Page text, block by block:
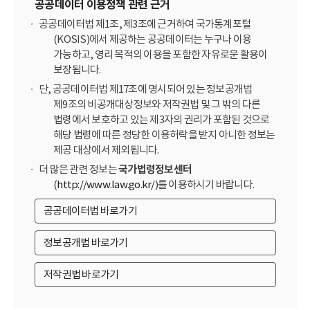
공공데이터 이용정책 관련 근거
공공데이터법 제1조, 제3조에 근거하여 국가통계포털
(KOSIS)에서 제공하는 공공데이터는 누구나 이용
가능하고, 영리 목적의 이용을 포함한 자유로운 활용이
보장됩니다.
단, 공공데이터법 제17조에 명시되어 있는 정보공개법
제9조의 비공개대상정보와 저작권법 및 그 밖의 다른
법령에서 보호하고 있는 제3자의 권리가 포함된 것으로
해당 법령에 따른 정당한 이용허락을 받지 아니한 정보는
제공 대상에서 제외됩니다.
더 많은 관련 정보는국가법령정보센터
(http://www.law.go.kr/)를 이용하시기 바랍니다.
공공데이터법 바로가기
정보공개법 바로가기
저작권법 바로가기